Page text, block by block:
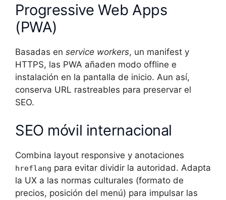
Progressive Web Apps
(PWA)
Basadas en service workers, un manifest y
HTTPS, las PWA añaden modo offline e
instalación en la pantalla de inicio. Aun así,
conserva URL rastreables para preservar el
SEO.
SEO móvil internacional
Combina layout responsive y anotaciones
hreflang para evitar dividir la autoridad. Adapta
la UX a las normas culturales (formato de
precios, posición del menú) para impulsar las